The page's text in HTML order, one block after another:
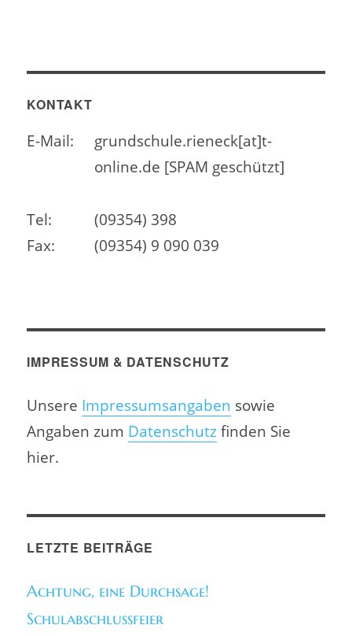
KONTAKT
E-Mail:
grundschule.rieneck[at]t-
online.de [SPAM geschützt]
Tel:
(09354) 398
Fax:
(09354) 9 090 039
IMPRESSUM & DATENSCHUTZ
Unsere Impressumsangaben sowie
Angaben zum Datenschutzfinden Sie
hier.
LETZTE BEITRÄGE
Achtung, eine Durchsage!
Schulabschlussfeier